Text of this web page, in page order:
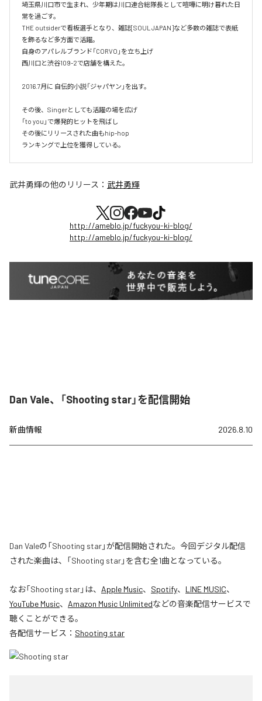
埼玉県川口市で生まれ、少年期は川口連合総隊長として喧嘩に明け暮れた日
常を過ごす。
THE outsiderで看板選手となり、雑誌[SOUL JAPAN]など多数の雑誌で表紙
を飾るなど多方面で活躍。
自身のアパレルブランド「CORVO」を立ち上げ
西川口と渋谷109-2で店舗を構えた。
2016.7月に 自伝的小説「ジャパヤン」を出す。
その後、Singerとしても活躍の場を広げ
「to you」で爆発的ヒットを飛ばし
その後にリリースされた曲もhip-hop
ランキングで上位を獲得している。
武井勇輝の他のリリース： 武井勇輝
http://ameblo.jp/fuckyou-ki-blog/
http://ameblo.jp/fuckyou-ki-blog/
Dan Vale、「Shooting star」を配信開始
新曲情報 2026.8.10
Dan Valeの「Shooting star」が配信開始された。今回デジタル配信
された楽曲は、「Shooting star」を含む全1曲となっている。
なお「Shooting star」は、 Apple Music、 Spotify、 LINE MUSIC、
YouTube Music、 Amazon Music Unlimitedなどの音楽配信サービスで
聴くことができる。
各配信サービス： Shooting star